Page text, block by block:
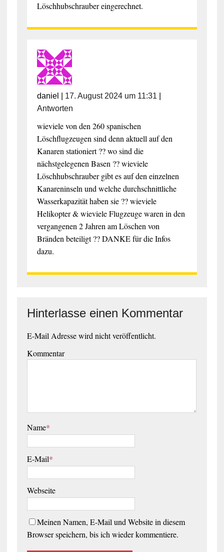
Löschhubschrauber eingerechnet.
daniel 17. August 2024 um 11:31
Antworten
wieviele von den 260 spanischen
Löschflugzeugen sind denn aktuell auf den
Kanaren stationiert ?? wo sind die
nächstgelegenen Basen ?? wieviele
Löschhubschrauber gibt es auf den einzelnen
Kanareninseln und welche durchschnittliche
Wasserkapazität haben sie ?? wieviele
Helikopter & wieviele Flugzeuge waren in den
vergangenen 2 Jahren am Löschen von
Bränden beteiligt ?? DANKE für die Infos
dazu.
Hinterlasse einen Kommentar
E-Mail Adresse wird nicht veröffentlicht.
Kommentar
Name*
E-Mail*
Webseite
Meinen Namen, E-Mail und Website in diesem
Browser speichern, bis ich wieder kommentiere.